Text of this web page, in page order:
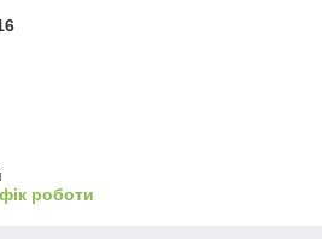
роботи